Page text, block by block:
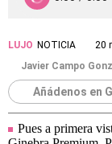
LUJO NOTICIA
20
Javier Campo
Añádenos en
Pues a primera